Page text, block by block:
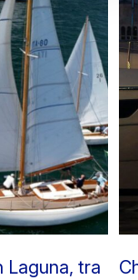
Laguna, tra